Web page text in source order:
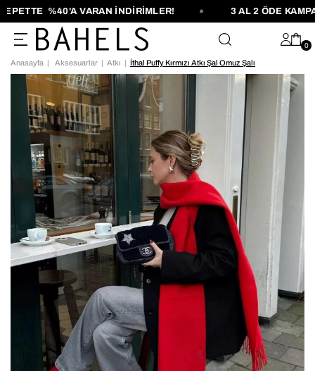
%40'A VARAN İNDİRİMLER! 3 AL 2 ÖDE
0
Anasayfa Aksesuarlar Atkı İthal Puffy Kırmızı Atkı Şal Omuz Şalı